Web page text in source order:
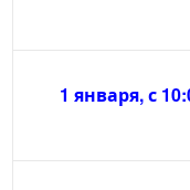
1 января, с